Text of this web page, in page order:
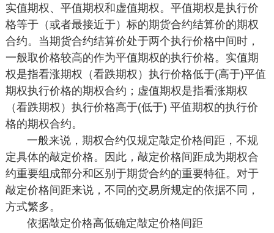
实值期权、平值期权和虚值期权。平值期权是执行价
格等于（或者最接近于）标的期货合约结算价的期权
合约。当期货合约结算价处于两个执行价格中间时，
一般取价格较高的作为平值期权的执行价格。实值期
权是指看涨期权（看跌期权）执行价格低于(高于)平值
期权执行价格的期权合约；虚值期权是指看涨期权
（看跌期权）执行价格高于(低于) 平值期权的执行价
格的期权合约。
一般来说，期权合约仅规定敲定价格间距，不规
定具体的敲定价格。因此，敲定价格间距成为期权合
约重要组成部分和区别于期货合约的重要特征。对于
敲定价格间距来说，不同的交易所规定的依据不同，
方式繁多。
依据敲定价格高低确定敲定价格间距